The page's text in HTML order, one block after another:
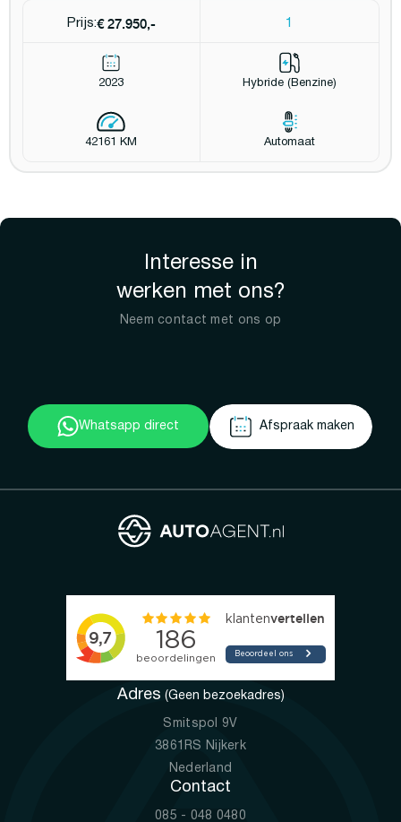
Prijs:€ 27.950,- 1
2023 Hybride (Benzine)
42161 KM Automaat
Interesse in
werken met ons?
Neem contact met ons op
Whatsapp direct Afspraak maken
Adres (Geen bezoekadres)
Smitspol 9V
3861RS Nijkerk
Nederland
Contact
085 - 048 0480